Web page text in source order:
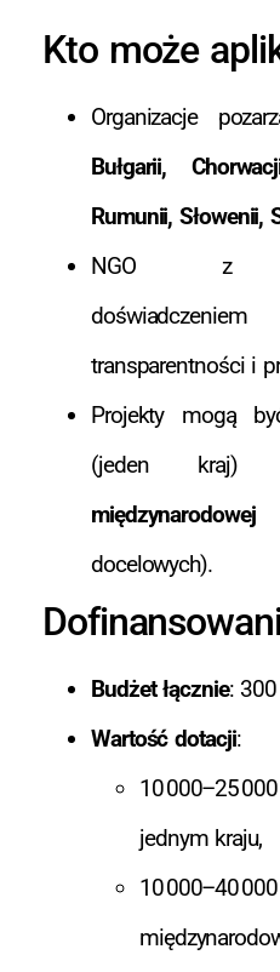
Kto może
Organizacje
Bułgarii,
Rumunii, Słowenii,
NGO z
transparentności i
Projekty mogą
(jeden
międzynarodowej
docelowych).
Budżet łącznie: 300
Wartość dotacji:
10 000–25
jednym kraju,
10 000–40